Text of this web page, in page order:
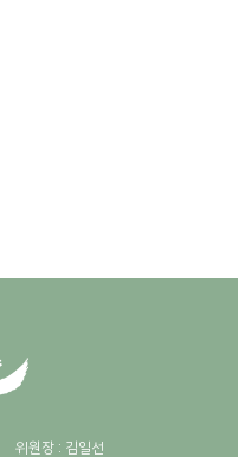
위원장 : 김일선